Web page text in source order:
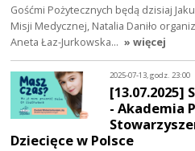
Gośćmi Pożytecznych będą dzisiaj
Misji Medycznej, Natalia Daniło
Aneta Łaz-Jurkowska… » więcej
2025-07-13, godz. 23:00
[13.07.2025]
- Akademia
Dziecięce w Polsce